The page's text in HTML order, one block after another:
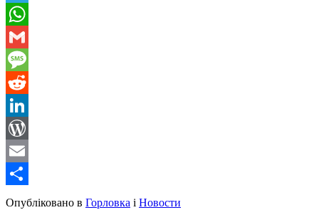
Telegram
WhatsApp
Gmail
Message
Reddit
LinkedIn
WordPress
Email
Share
Опубліковано в Горловка і Новости